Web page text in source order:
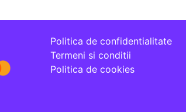
Politica de confidentialitate
Termeni si conditii
Politica de cookies